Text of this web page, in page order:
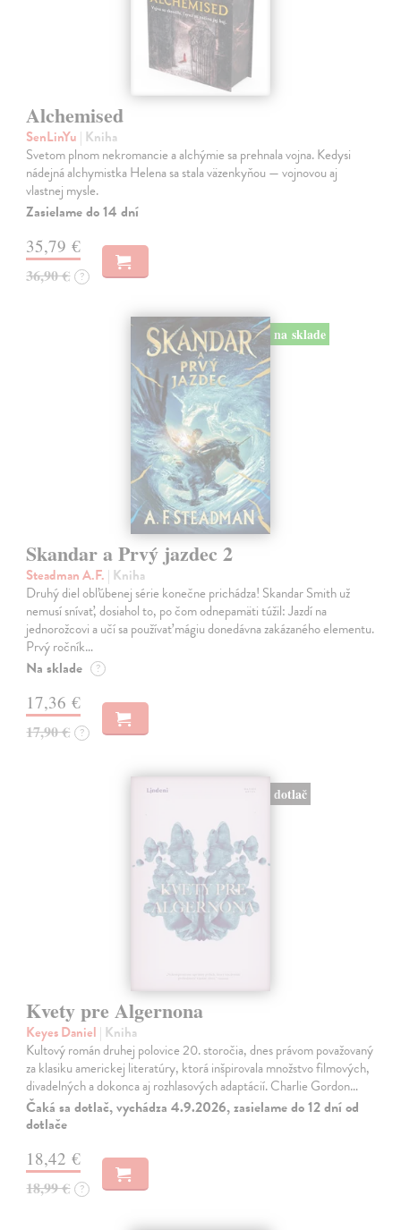
Alchemised
SenLinYu | Kniha
Svetom plnom nekromancie a alchýmie sa prehnala vojna. Kedysi
nádejná alchymistka Helena sa stala väzenkyňou — vojnovou aj
vlastnej mysle.
Zasielame do 14 dní
35,79 €
36,90 € ?
na sklade
Skandar a Prvý jazdec 2
Steadman A.F. | Kniha
Druhý diel obľúbenej série konečne prichádza! Skandar Smith už
nemusí snívať, dosiahol to, po čom odnepamäti túžil: Jazdí na
jednorožcovi a učí sa používať mágiu donedávna zakázaného elementu.
Prvý ročník…
Na sklade ?
17,36 €
17,90 € ?
dotlač
Kvety pre Algernona
Keyes Daniel | Kniha
Kultový román druhej polovice 20. storočia, dnes právom považovaný
za klasiku americkej literatúry, ktorá inšpirovala množstvo filmových,
divadelných a dokonca aj rozhlasových adaptácií. Charlie Gordon…
Čaká sa dotlač, vychádza 4.9.2026, zasielame do 12 dní od
dotlače
18,42 €
18,99 € ?